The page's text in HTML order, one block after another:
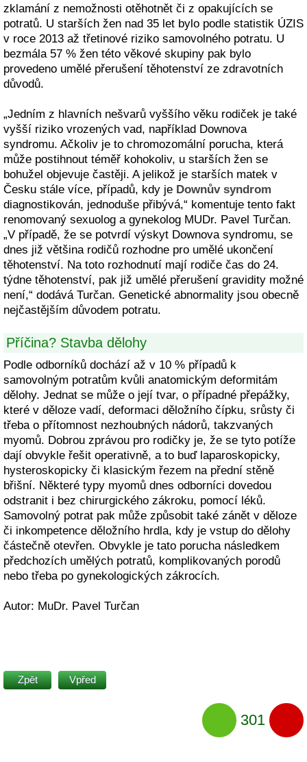
zklamání z nemožnosti otěhotnět či z opakujících se
potratů. U starších žen nad 35 let bylo podle statistik ÚZIS
v roce 2013 až třetinové riziko samovolného potratu. U
bezmála 57 % žen této věkové skupiny pak bylo
provedeno umělé přerušení těhotenství ze zdravotních
důvodů.
„Jedním z hlavních nešvarů vyššího věku rodiček je také
vyšší riziko vrozených vad, například Downova
syndromu. Ačkoliv je to chromozomální porucha, která
může postihnout téměř kohokoliv, u starších žen se
bohužel objevuje častěji. A jelikož je starších matek v
Česku stále více, případů, kdy je Downův syndrom
diagnostikován, jednoduše přibývá,“ komentuje tento fakt
renomovaný sexuolog a gynekolog MUDr. Pavel Turčan.
„V případě, že se potvrdí výskyt Downova syndromu, se
dnes již většina rodičů rozhodne pro umělé ukončení
těhotenství. Na toto rozhodnutí mají rodiče čas do 24.
týdne těhotenství, pak již umělé přerušení gravidity možné
není,“ dodává Turčan. Genetické abnormality jsou obecně
nejčastějším důvodem potratu.
Příčina? Stavba dělohy
Podle odborníků dochází až v 10 % případů k
samovolným potratům kvůli anatomickým deformitám
dělohy. Jednat se může o její tvar, o případné přepážky,
které v děloze vadí, deformaci děložního čípku, srůsty či
třeba o přítomnost nezhoubných nádorů, takzvaných
myomů. Dobrou zprávou pro rodičky je, že se tyto potíže
dají obvykle řešit operativně, a to buď laparoskopicky,
hysteroskopicky či klasickým řezem na přední stěně
břišní. Některé typy myomů dnes odborníci dovedou
odstranit i bez chirurgického zákroku, pomocí léků.
Samovolný potrat pak může způsobit také zánět v děloze
či inkompetence děložního hrdla, kdy je vstup do dělohy
částečně otevřen. Obvykle je tato porucha následkem
předchozích umělých potratů, komplikovaných porodů
nebo třeba po gynekologických zákrocích.
Autor: MuDr. Pavel Turčan
Zpět Vpřed
301